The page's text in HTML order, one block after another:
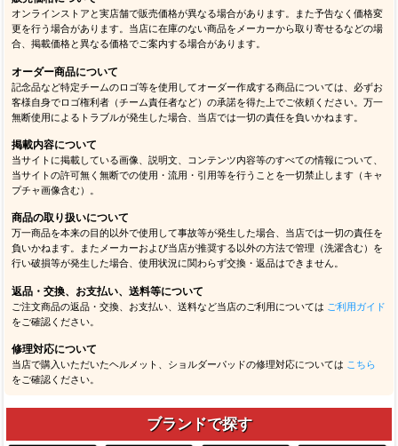
オンラインストアと実店舗で販売価格が異なる場合があります。また予告なく価格変
更を行う場合があります。当店に在庫のない商品をメーカーから取り寄せるなどの場
合、掲載価格と異なる価格でご案内する場合があります。
オーダー商品について
記念品など特定チームのロゴ等を使用してオーダー作成する商品については、必ずお
客様自身でロゴ権利者（チーム責任者など）の承諾を得た上でご依頼ください。万一
無断使用によるトラブルが発生した場合、当店では一切の責任を負いかねます。
掲載内容について
当サイトに掲載している画像、説明文、コンテンツ内容等のすべての情報について、
当サイトの許可無く無断での使用・流用・引用等を行うことを一切禁止します（キャ
プチャ画像含む）。
商品の取り扱いについて
万一商品を本来の目的以外で使用して事故等が発生した場合、当店では一切の責任を
負いかねます。またメーカーおよび当店が推奨する以外の方法で管理（洗濯含む）を
行い破損等が発生した場合、使用状況に関わらず交換・返品はできません。
返品・交換、お支払い、送料等について
ご注文商品の返品・交換、お支払い、送料など当店のご利用については ご利用ガイド
をご確認ください。
修理対応について
当店で購入いただいたヘルメット、ショルダーパッドの修理対応については こちら
をご確認ください。
ブランドで探す